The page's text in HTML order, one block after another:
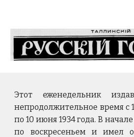
Этот еженедельник
непродолжительное время с
по 10 июня 1934 года. В
по воскресеньем и имел